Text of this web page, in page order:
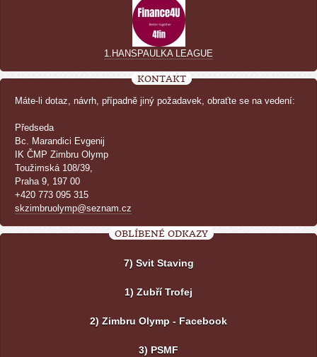
1.HANSPAULKA LEAGUE
KONTAKT
Máte-li dotaz, návrh, případně jiný požadavek, obraťte se na vedení:
Předseda
Bc. Marandici Evgenij
IK ČMP Zimbru Olymp
Toužimská 108/39,
Praha 9, 197 00
+420 773 095 315
skzimbruolymp@seznam.cz
OBLÍBENÉ ODKAZY
7) Svit Staving
1) Zubří Trofej
2) Zimbru Olymp - Facebook
3) PSMF